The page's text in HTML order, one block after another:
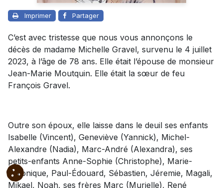
Imprimer Partager
C’est avec tristesse que nous vous annonçons le
décès de madame Michelle Gravel, survenu le 4 juillet
2023, à l’âge de 78 ans. Elle était l’épouse de monsieur
Jean-Marie Moutquin. Elle était la sœur de feu
François Gravel.
Outre son époux, elle laisse dans le deuil ses enfants
Isabelle (Vincent), Geneviève (Yannick), Michel-
Alexandre (Nadia), Marc-André (Alexandra), ses
petits-enfants Anne-Sophie (Christophe), Marie-
Véronique, Paul-Édouard, Sébastien, Jéremie, Magali,
Mikael, Noah, ses frères Marc (Murielle), René